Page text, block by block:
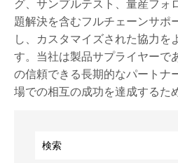
グ、サンプルテスト、量産フォ
題解決を含むフルチェーンサポ
し、カスタマイズされた協力を
す。当社は製品サプライヤーで
の信頼できる長期的なパートナ
場での相互の成功を達成するた